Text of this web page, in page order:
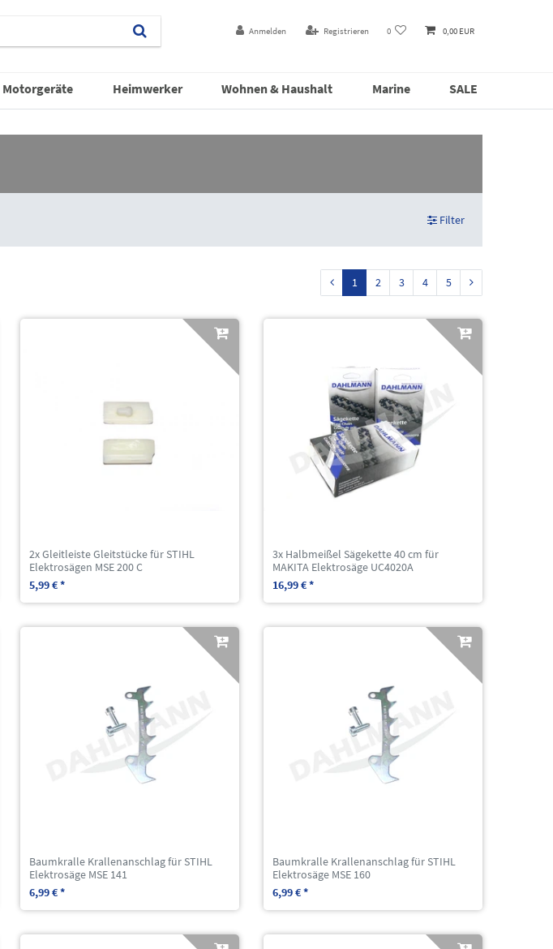
Anmelden Registrieren 0 0,00 EUR
Motorgeräte Heimwerker Wohnen & Haushalt Marine SALE
Filter
1 2 3 4 5
2x Gleitleiste Gleitstücke für STIHL
Elektrosägen MSE 200 C
5,99 € *
3x Halbmeißel Sägekette 40 cm für
MAKITA Elektrosäge UC4020A
16,99 € *
Baumkralle Krallenanschlag für STIHL
Elektrosäge MSE 141
6,99 € *
Baumkralle Krallenanschlag für STIHL
Elektrosäge MSE 160
6,99 € *